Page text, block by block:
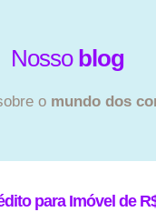
Nosso blog
o mundo dos
para Imóvel de